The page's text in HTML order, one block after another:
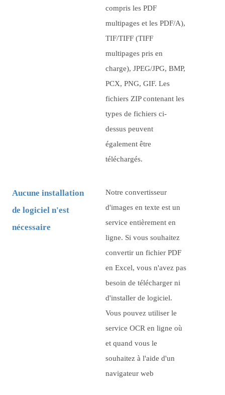
compris les PDF
multipages et les PDF/A),
TIF/TIFF (TIFF
multipages pris en
charge), JPEG/JPG, BMP,
PCX, PNG, GIF. Les
fichiers ZIP contenant les
types de fichiers ci-
dessus peuvent
également être
téléchargés.
Aucune installation
de logiciel n'est
nécessaire
Notre convertisseur
d'images en texte est un
service entièrement en
ligne. Si vous souhaitez
convertir un fichier PDF
en Excel, vous n'avez pas
besoin de télécharger ni
d'installer de logiciel.
Vous pouvez utiliser le
service OCR en ligne où
et quand vous le
souhaitez à l'aide d'un
navigateur web